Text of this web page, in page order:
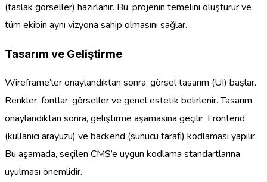
(taslak görseller) hazırlanır. Bu, projenin temelini oluşturur ve
tüm ekibin aynı vizyona sahip olmasını sağlar.
Tasarım ve Geliştirme
Wireframe’ler onaylandıktan sonra, görsel tasarım (UI) başlar.
Renkler, fontlar, görseller ve genel estetik belirlenir. Tasarım
onaylandıktan sonra, geliştirme aşamasına geçilir. Frontend
(kullanıcı arayüzü) ve backend (sunucu tarafı) kodlaması yapılır.
Bu aşamada, seçilen CMS’e uygun kodlama standartlarına
uyulması önemlidir.